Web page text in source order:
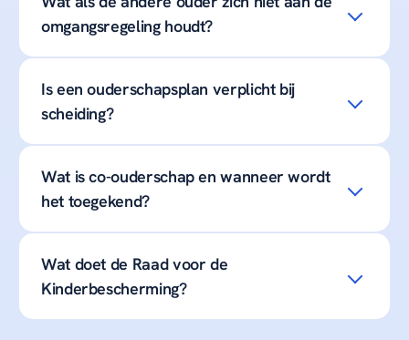
omgangsregeling houdt?
Is een ouderschapsplan verplicht bij
scheiding?
Wat is co-ouderschap en wanneer wordt
het toegekend?
Wat doet de Raad voor de
Kinderbescherming?